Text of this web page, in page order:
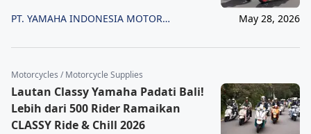
PT. YAMAHA INDONESIA MOTOR
May 28, 2026
Motorcycles / Motorcycle Supplies
Lautan Classy Yamaha Padati Bali!
Lebih dari 500 Rider Ramaikan
CLASSY Ride & Chill 2026